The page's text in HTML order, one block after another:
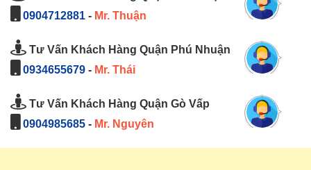
0904712881 - Mr. Thuận
Tư Vấn Khách Hàng Quận Phú Nhuận
0934655679 - Mr. Thái
Tư Vấn Khách Hàng Quận Gò Vấp
0904985685 - Mr. Nguyên